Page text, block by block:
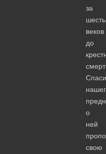
за
шесть
веков
до
о
ней
свою